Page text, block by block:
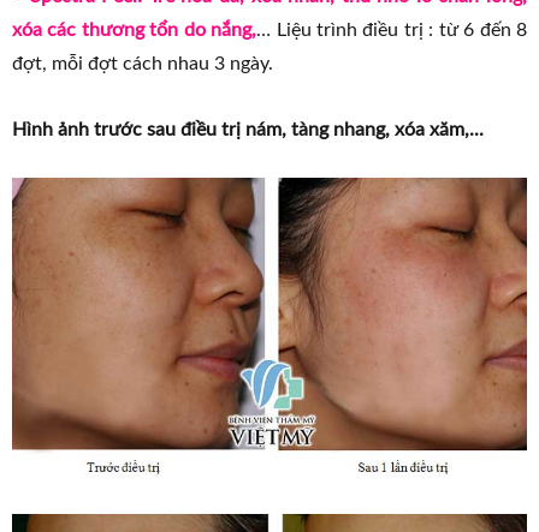
xóa các thương tổn do nắng,… Liệu trình điều trị : từ 6 đến 8
đợt, mỗi đợt cách nhau 3 ngày.
Hình ảnh trước sau điều trị nám, tàng nhang, xóa xăm,...